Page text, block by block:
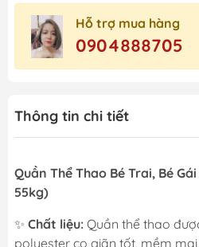
Hỗ trợ mua hàng
0904888705
Thông tin chi tiết
Quần Thể Thao Bé Trai, Bé
55kg)
✨ Chất liệu: Quần thể thao
polyester co giãn tốt, mềm